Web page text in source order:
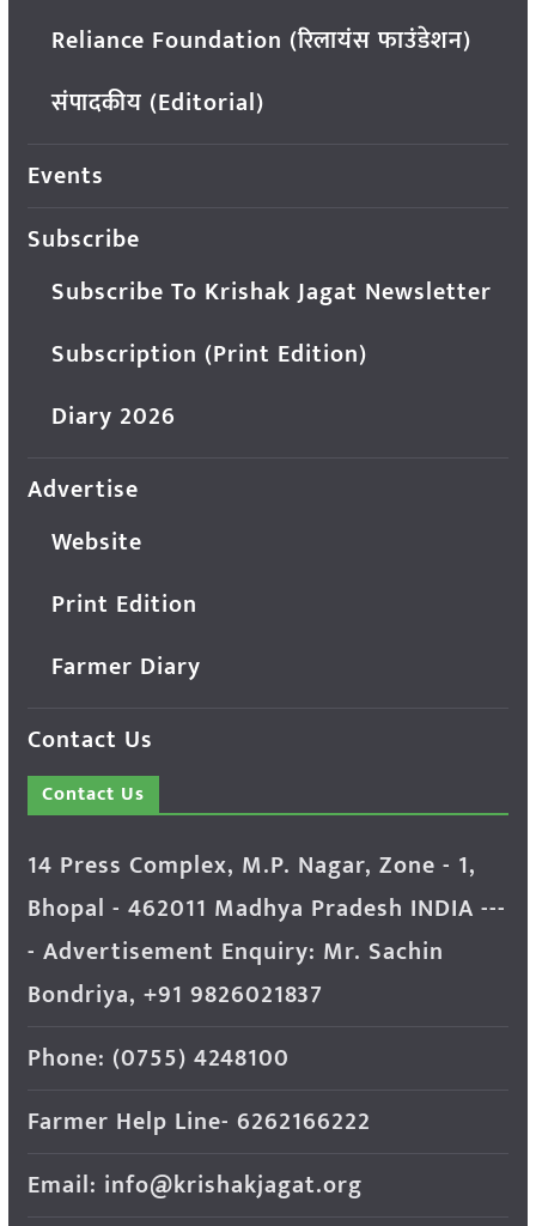
Reliance Foundation (रिलायंस फाउंडेशन)
संपादकीय (Editorial)
Events
Subscribe
Subscribe To Krishak Jagat Newsletter
Subscription (Print Edition)
Diary 2026
Advertise
Website
Print Edition
Farmer Diary
Contact Us
Contact Us
14 Press Complex, M.P. Nagar, Zone - 1,
Bhopal - 462011 Madhya Pradesh INDIA ---
- Advertisement Enquiry: Mr. Sachin
Bondriya, +91 9826021837
Phone: (0755) 4248100
Farmer Help Line- 6262166222
Email: info@krishakjagat.org